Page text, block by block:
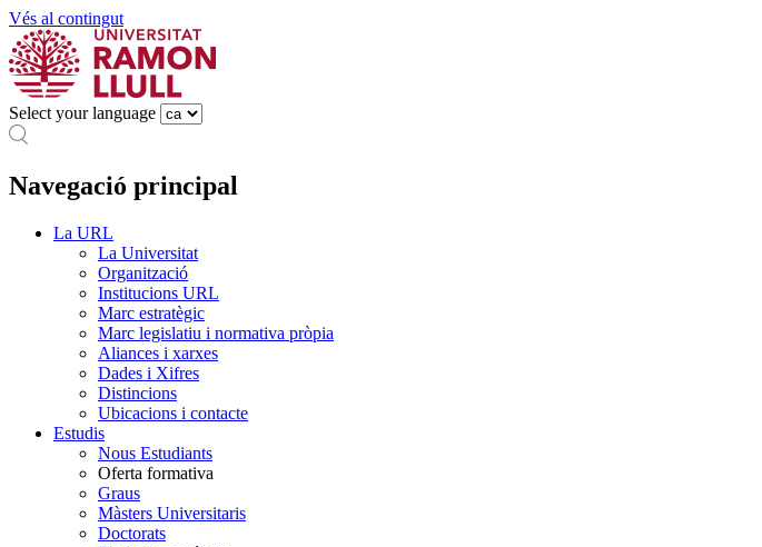
Vés al contingut
Select your language
Navegació principal
La URL
La Universitat
Organització
Institucions URL
Marc estratègic
Marc legislatiu i normativa pròpia
Aliances i xarxes
Dades i Xifres
Distincions
Ubicacions i contacte
Estudis
Nous Estudiants
Oferta formativa
Graus
Màsters Universitaris
Doctorats